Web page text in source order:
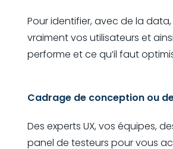
Pour identifier, avec de la
vraiment vos utilisateurs et
performe et ce qu’il faut
Cadrage de conception ou
Des experts UX, vos équipes,
panel de testeurs pour vous